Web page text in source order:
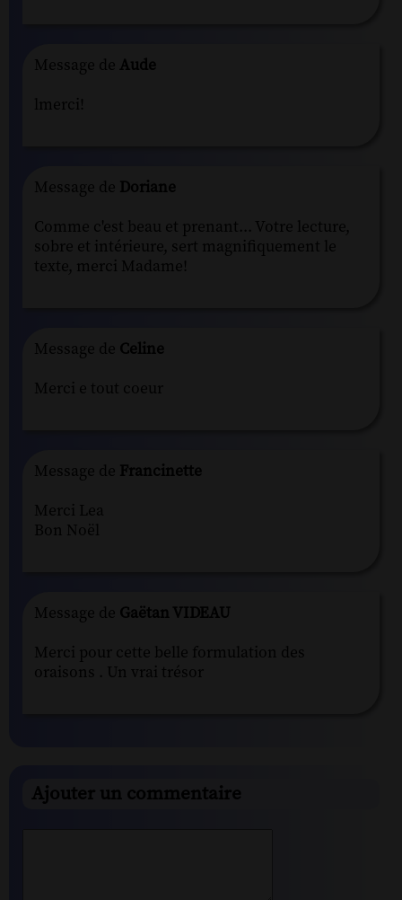
Message de Aude
lmerci!
Message de Doriane
Comme c'est beau et prenant... Votre lecture,
sobre et intérieure, sert magnifiquement le
texte, merci Madame!
Message de Celine
Merci e tout coeur
Message de Francinette
Merci Lea
Bon Noël
Message de Gaëtan VIDEAU
Merci pour cette belle formulation des
oraisons . Un vrai trésor
Ajouter un commentaire